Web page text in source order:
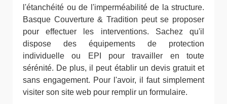
l'étanchéité ou de l'imperméabilité de la structure.
Basque Couverture & Tradition peut se proposer
pour effectuer les interventions. Sachez qu'il
dispose des équipements de protection
individuelle ou EPI pour travailler en toute
sérénité. De plus, il peut établir un devis gratuit et
sans engagement. Pour l'avoir, il faut simplement
visiter son site web pour remplir un formulaire.